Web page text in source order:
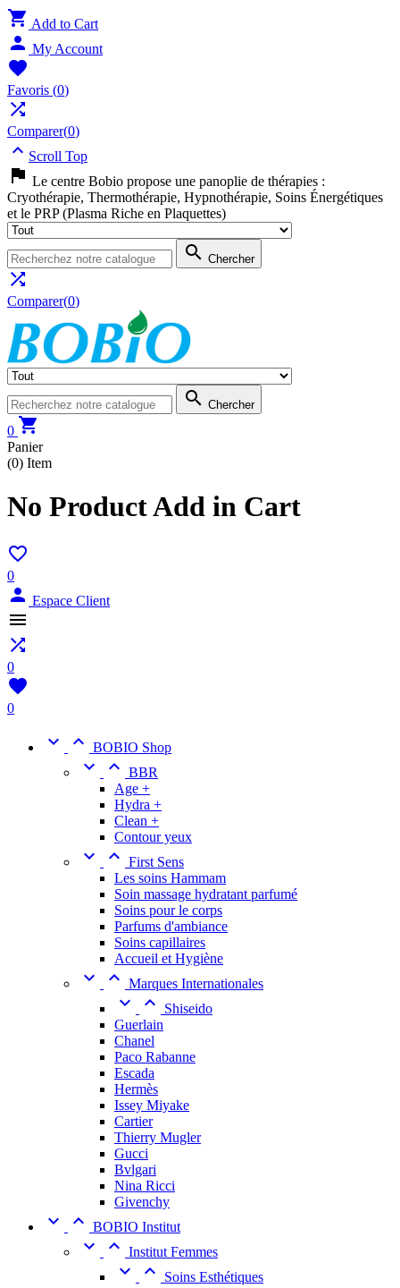
 Add to Cart
 My Account

Favoris (0)

Comparer(0)
 Scroll Top
 Le centre Bobio propose une panoplie de thérapies :
Cryothérapie, Thermothérapie, Hypnothérapie, Soins Énergétiques
et le PRP (Plasma Riche en Plaquettes)
 Chercher

Comparer(0)
 Chercher
0 
Panier
(0) Item
No Product Add in Cart

0
 Espace Client


0

0
  BOBIO Shop
  BBR
Age +
Hydra +
Clean +
Contour yeux
  First Sens
Les soins Hammam
Soin massage hydratant parfumé
Soins pour le corps
Parfums d'ambiance
Soins capillaires
Accueil et Hygiène
  Marques Internationales
 
Shiseido
Guerlain
Chanel
Paco Rabanne
Escada
Hermès
Issey Miyake
Cartier
Thierry Mugler
Gucci
Bvlgari
Nina Ricci
Givenchy
  BOBIO Institut
  Institut Femmes
  Soins Esthétiques